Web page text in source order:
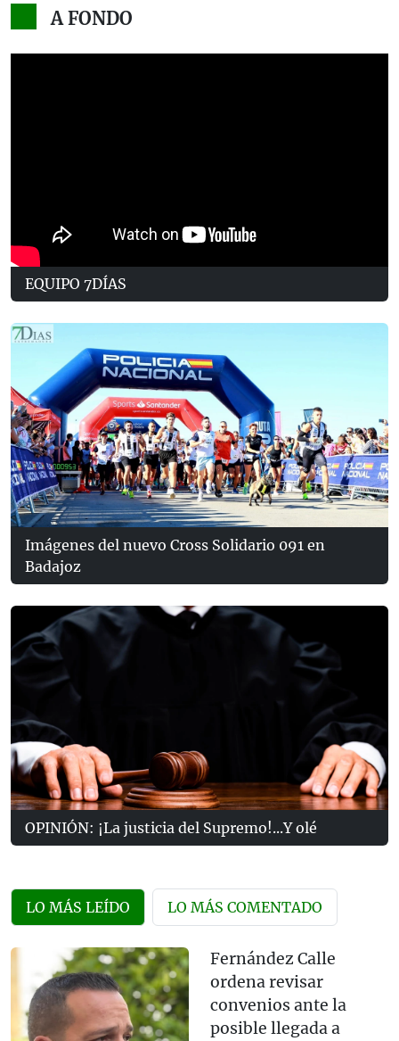
A FONDO
EQUIPO 7DÍAS
Imágenes del nuevo Cross Solidario 091 en
Badajoz
OPINIÓN: ¡La justicia del Supremo!...Y olé
LO MÁS LEÍDO LO MÁS COMENTADO
Fernández Calle
ordena revisar
convenios ante la
posible llegada a